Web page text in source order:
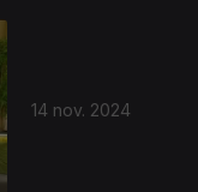
14 nov. 2024